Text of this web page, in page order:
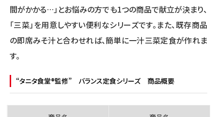
間がかかる…」とお悩みの方でも1つの商品で献立が決まり、
「三菜」を用意しやすい便利なシリーズです。また、既存商品
の即席みそ汁と合わせれば、簡単に一汁三菜定食が作れま
す。
“タニタ食堂®監修” バランス定食シリーズ 商品概要